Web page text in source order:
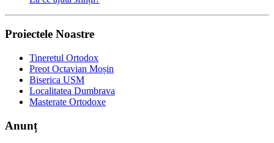
Proiectele Noastre
Tineretul Ortodox
Preot Octavian Moșin
Biserica USM
Localitatea Dumbrava
Masterate Ortodoxe
Anunț